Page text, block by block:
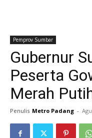
Pemprov Sumbar
Gubernur
Peserta
Merah
Penulis Metro Padang -